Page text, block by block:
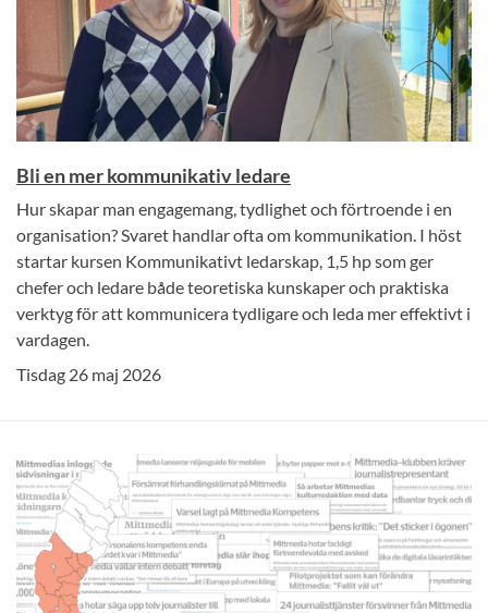
Bli en mer kommunikativ ledare
Hur skapar man engagemang, tydlighet och förtroende i en
organisation? Svaret handlar ofta om kommunikation. I höst
startar kursen Kommunikativt ledarskap, 1,5 hp som ger
chefer och ledare både teoretiska kunskaper och praktiska
verktyg för att kommunicera tydligare och leda mer effektivt i
vardagen.
Tisdag 26 maj 2026